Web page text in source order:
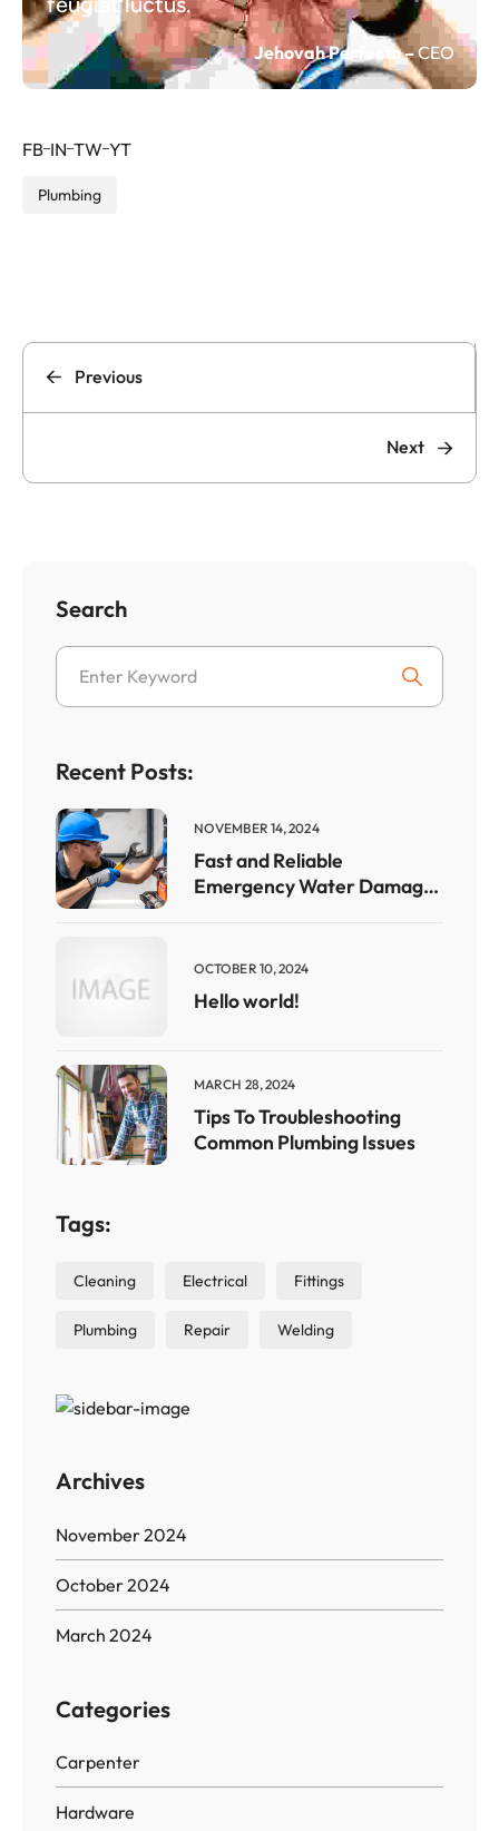
Jehovah Perfecto –CEO
Plumbing
FB IN TW YT
Previous
Next
Search
Recent Posts:
NOVEMBER 14, 2024
Fast and Reliable
Emergency Water Damage
OCTOBER 10, 2024
Hello world!
MARCH 28, 2024
Tips To Troubleshooting
Common Plumbing Issues
Tags:
Cleaning Electrical Fittings
Plumbing Repair Welding
Archives
November 2024
October 2024
March 2024
Categories
Carpenter
Hardware